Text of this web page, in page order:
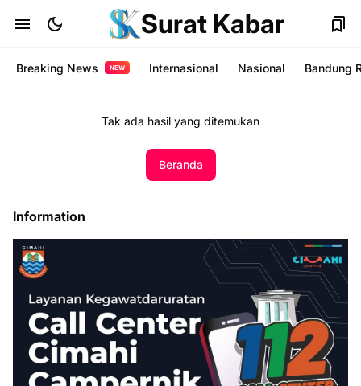
Surat Kabar
Breaking News NEW Internasional Nasional Bandung
Tak ada hasil yang ditemukan
Beranda
Information